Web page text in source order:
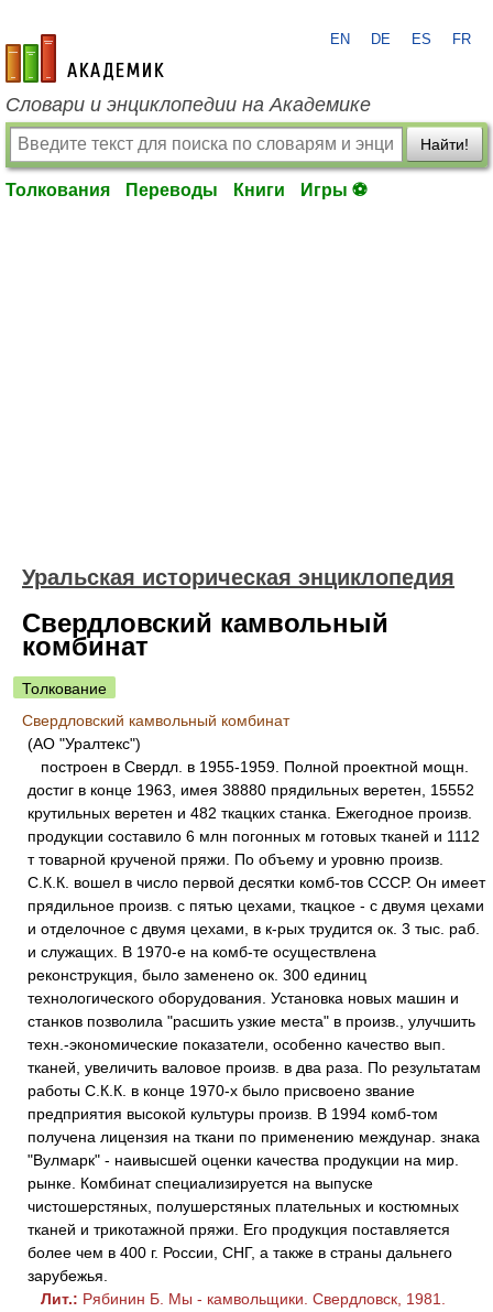
academic.ru
EN DE ES FR
Словари и энциклопедии на Академике
Найти!
Толкования Переводы Книги Игры ⚽
Уральская историческая энциклопедия
Свердловский камвольный
комбинат
Толкование
Свердловский камвольный комбинат
(АО "Уралтекс")
построен в Свердл. в 1955-1959. Полной проектной мощн.
достиг в конце 1963, имея 38880 прядильных веретен, 15552
крутильных веретен и 482 ткацких станка. Ежегодное произв.
продукции составило 6 млн погонных м готовых тканей и 1112
т товарной крученой пряжи. По объему и уровню произв.
С.К.К. вошел в число первой десятки комб-тов СССР. Он имеет
прядильное произв. с пятью цехами, ткацкое - с двумя цехами
и отделочное с двумя цехами, в к-рых трудится ок. 3 тыс. раб.
и служащих. В 1970-е на комб-те осуществлена
реконструкция, было заменено ок. 300 единиц
технологического оборудования. Установка новых машин и
станков позволила "расшить узкие места" в произв., улучшить
техн.-экономические показатели, особенно качество вып.
тканей, увеличить валовое произв. в два раза. По результатам
работы С.К.К. в конце 1970-х было присвоено звание
предприятия высокой культуры произв. В 1994 комб-том
получена лицензия на ткани по применению междунар. знака
"Вулмарк" - наивысшей оценки качества продукции на мир.
рынке. Комбинат специализируется на выпуске
чистошерстяных, полушерстяных плательных и костюмных
тканей и трикотажной пряжи. Его продукция поставляется
более чем в 400 г. России, СНГ, а также в страны дальнего
зарубежья.
Лит.: Рябинин Б. Мы - камвольщики. Свердловск, 1981.